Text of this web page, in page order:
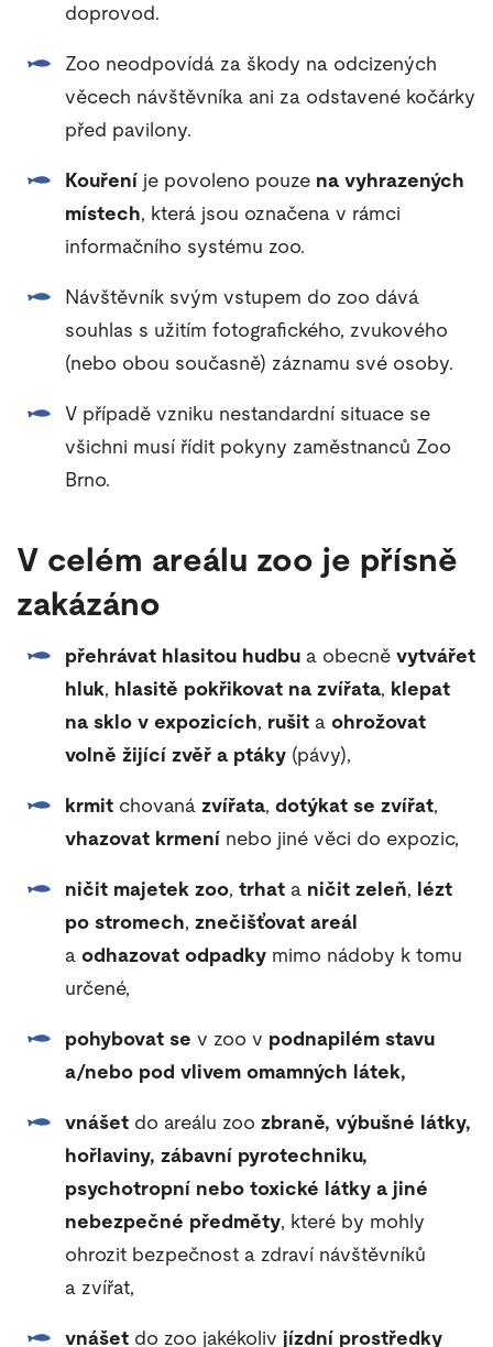
doprovod.
Zoo neodpovídá za škody na odcizených
věcech návštěvníka ani za odstavené kočárky
před pavilony.
Kouření je povoleno pouze na vyhrazených
místech, která jsou označena v rámci
informačního systému zoo.
Návštěvník svým vstupem do zoo dává
souhlas s užitím fotografického, zvukového
(nebo obou současně) záznamu své osoby.
V případě vzniku nestandardní situace se
všichni musí řídit pokyny zaměstnanců Zoo
Brno.
V celém areálu zoo je přísně
zakázáno
přehrávat hlasitou hudbu a obecně vytvářet
hluk, hlasitě pokřikovat na zvířata, klepat
na sklo v expozicích, rušit a ohrožovat
volně žijící zvěř a ptáky (pávy),
krmit chovaná zvířata, dotýkat se zvířat,
vhazovat krmení nebo jiné věci do expozic,
ničit majetek zoo, trhat a ničit zeleň, lézt
po stromech, znečišťovat areál
a odhazovat odpadky mimo nádoby k tomu
určené,
pohybovat se v zoo v podnapilém stavu
a/nebo pod vlivem omamných látek,
vnášet do areálu zoo zbraně, výbušné látky,
hořlaviny, zábavní pyrotechniku,
psychotropní nebo toxické látky a jiné
nebezpečné předměty, které by mohly
ohrozit bezpečnost a zdraví návštěvníků
a zvířat,
vnášet do zoo jakékoliv jízdní prostředky